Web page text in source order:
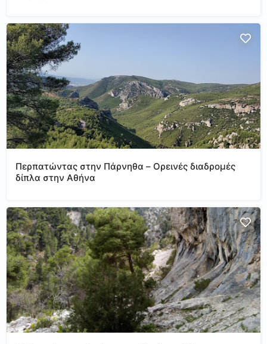
Περπατώντας στην Πάρνηθα – Ορεινές διαδρομές
δίπλα στην Αθήνα